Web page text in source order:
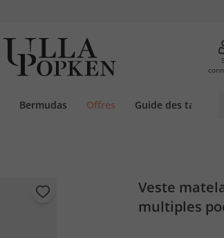
Bermudas Offres Guide des tailles
Veste
multiples